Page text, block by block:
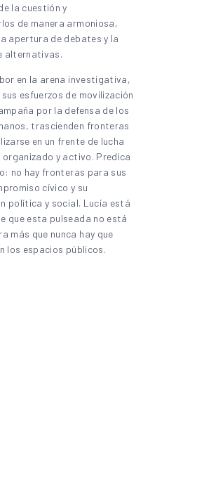
la cuestión y
de manera armoniosa,
apertura de debates y la
alternativas.
en la arena investigativa,
esfuerzos de movilización
por la defensa de los
trascienden fronteras
en un frente de lucha
y activo. Predica
no hay fronteras para sus
cívico y su
política y social. Lucía está
que esta pulseada no está
más que nunca hay que
los espacios públicos.